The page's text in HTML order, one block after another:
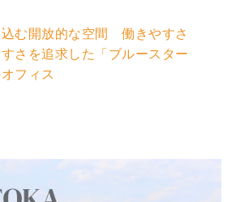
込む開放的な空間 働きやすさ
さを追求した「ブルースター
フィス